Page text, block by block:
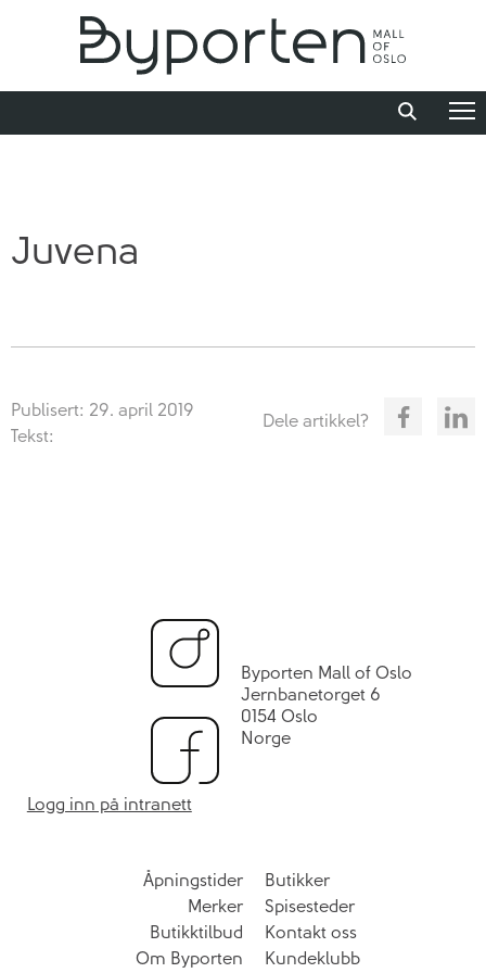
Juvena
Publisert: 29. april 2019
Tekst:
Dele artikkel?
Byporten Mall of Oslo
Jernbanetorget 6
0154 Oslo
Norge
Logg inn på intranett
Åpningstider
Butikker
Merker
Spisesteder
Butikktilbud
Kontakt oss
Om Byporten
Kundeklubb